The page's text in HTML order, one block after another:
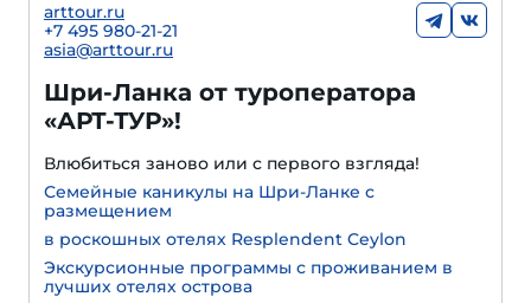
arttour.ru
+7 495 980-21-21
asia@arttour.ru
Шри-Ланка от туроператора
«АРТ-ТУР»!
Влюбиться заново или с первого взгляда!
Семейные каникулы на Шри-Ланке с
размещением
в роскошных отелях Resplendent Ceylon
Экскурсионные программы с проживанием в
лучших отелях острова